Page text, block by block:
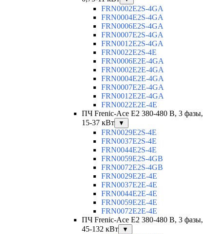
FRN0002E2S-4GA
FRN0004E2S-4GA
FRN0006E2S-4GA
FRN0007E2S-4GA
FRN0012E2S-4GA
FRN0022E2S-4E
FRN0006E2E-4GA
FRN0002E2E-4GA
FRN0004E2E-4GA
FRN0007E2E-4GA
FRN0012E2E-4GA
FRN0022E2E-4E
ПЧ Frenic-Ace E2 380-480 В, 3 фазы,
15-37 кВт
▼
FRN0029E2S-4E
FRN0037E2S-4E
FRN0044E2S-4E
FRN0059E2S-4GB
FRN0072E2S-4GB
FRN0029E2E-4E
FRN0037E2E-4E
FRN0044E2E-4E
FRN0059E2E-4E
FRN0072E2E-4E
ПЧ Frenic-Ace E2 380-480 В, 3 фазы,
45-132 кВт
▼